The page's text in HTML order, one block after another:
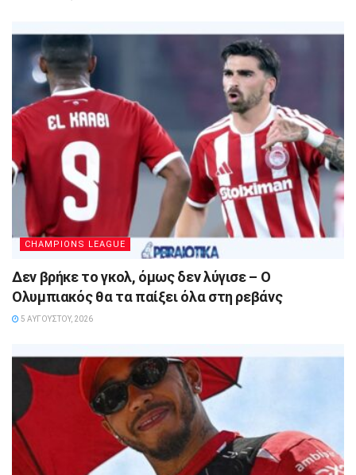
CHAMPIONS LEAGUE
Δεν βρήκε το γκολ, όμως δεν λύγισε – Ο
Ολυμπιακός θα τα παίξει όλα στη ρεβάνς
5 ΑΥΓΟΎΣΤΟΥ, 2026